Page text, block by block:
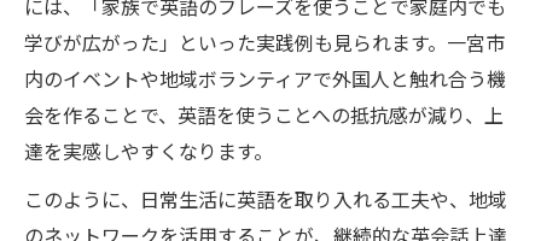
には、「家族で英語のフレーズを使うことで家庭内でも
学びが広がった」といった実践例も見られます。一宮市
内のイベントや地域ボランティアで外国人と触れ合う機
会を作ることで、英語を使うことへの抵抗感が減り、上
達を実感しやすくなります。
このように、日常生活に英語を取り入れる工夫や、地域
のネットワークを活用することが、継続的な英会話上達